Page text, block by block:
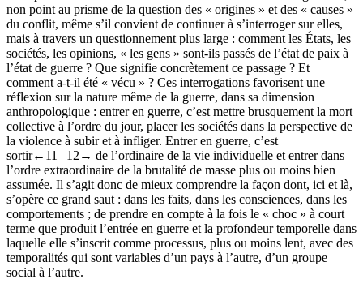
non point au prisme de la question des « origines » et des « causes »
du conflit, même s’il convient de continuer à s’interroger sur elles,
mais à travers un questionnement plus large : comment les États, les
sociétés, les opinions, « les gens » sont-ils passés de l’état de paix à
l’état de guerre ? Que signifie concrètement ce passage ? Et
comment a-t-il été « vécu » ? Ces interrogations favorisent une
réflexion sur la nature même de la guerre, dans sa dimension
anthropologique : entrer en guerre, c’est mettre brusquement la mort
collective à l’ordre du jour, placer les sociétés dans la perspective de
la violence à subir et à infliger. Entrer en guerre, c’est
sortir←11 | 12→ de l’ordinaire de la vie individuelle et entrer dans
l’ordre extraordinaire de la brutalité de masse plus ou moins bien
assumée. Il s’agit donc de mieux comprendre la façon dont, ici et là,
s’opère ce grand saut : dans les faits, dans les consciences, dans les
comportements ; de prendre en compte à la fois le « choc » à court
terme que produit l’entrée en guerre et la profondeur temporelle dans
laquelle elle s’inscrit comme processus, plus ou moins lent, avec des
temporalités qui sont variables d’un pays à l’autre, d’un groupe
social à l’autre.